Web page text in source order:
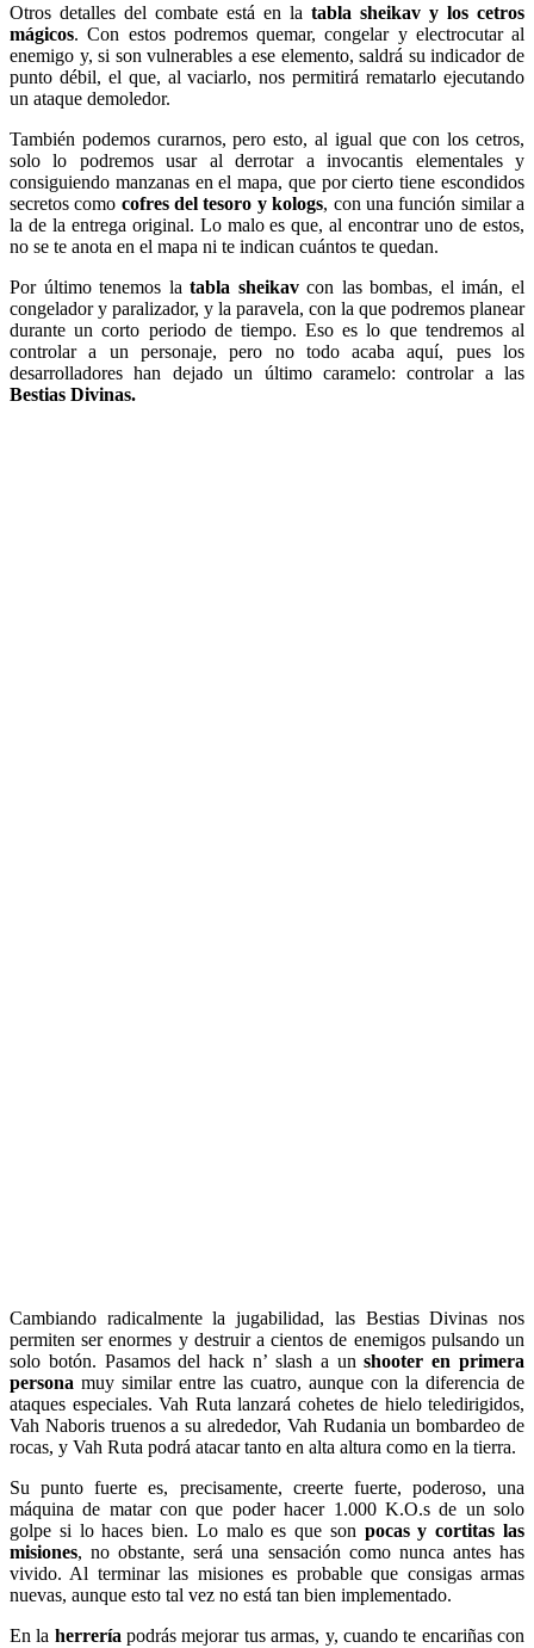
Otros detalles del combate está en la tabla sheikav y los cetros
mágicos. Con estos podremos quemar, congelar y electrocutar al
enemigo y, si son vulnerables a ese elemento, saldrá su indicador de
punto débil, el que, al vaciarlo, nos permitirá rematarlo ejecutando
un ataque demoledor.
También podemos curarnos, pero esto, al igual que con los cetros,
solo lo podremos usar al derrotar a invocantis elementales y
consiguiendo manzanas en el mapa, que por cierto tiene escondidos
secretos como cofres del tesoro y kologs, con una función similar a
la de la entrega original. Lo malo es que, al encontrar uno de estos,
no se te anota en el mapa ni te indican cuántos te quedan.
Por último tenemos la tabla sheikavcon las bombas, el imán, el
congelador y paralizador, y la paravela, con la que podremos planear
durante un corto periodo de tiempo. Eso es lo que tendremos al
controlar a un personaje, pero no todo acaba aquí, pues los
desarrolladores han dejado un último caramelo: controlar a las
Bestias Divinas.
Cambiando radicalmente la jugabilidad, las Bestias Divinas nos
permiten ser enormes y destruir a cientos de enemigos pulsando un
solo botón. Pasamos del hack n’ slash a unshooter en primera
persona muy similar entre las cuatro, aunque con la diferencia de
ataques especiales. Vah Ruta lanzará cohetes de hielo teledirigidos,
Vah Naboris truenos a su alrededor, Vah Rudania un bombardeo de
rocas, y Vah Ruta podrá atacar tanto en alta altura como en la tierra.
Su punto fuerte es, precisamente, creerte fuerte, poderoso, una
máquina de matar con que poder hacer 1.000 K.O.s de un solo
golpe si lo haces bien. Lo malo es que son pocas y cortitas las
misiones, no obstante, será una sensación como nunca antes has
vivido. Al terminar las misiones es probable que consigas armas
nuevas, aunque esto tal vez no está tan bien implementado.
En la herrería podrás mejorar tus armas, y, cuando te encariñas con